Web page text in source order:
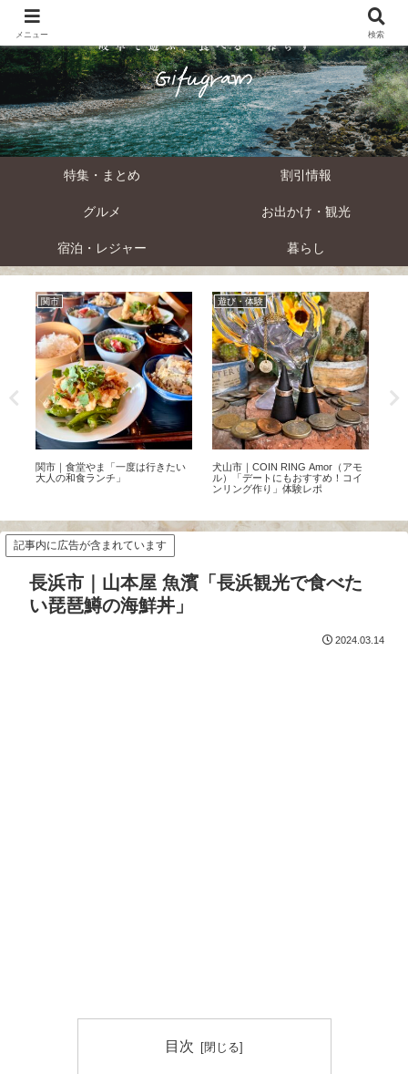
特集・まとめ 割引情報
グルメ お出かけ・観光
宿泊・レジャー 暮らし
関市
関市｜食堂やま「一度は行きたい
大人の和食ランチ」
遊び・体験
犬山市｜COIN RING Amor（アモ
ル）「デートにもおすすめ！コイ
ンリング作り」体験レポ
記事内に広告が含まれています
長浜市｜山本屋 魚濱「長浜観光で食べた
い琵琶鱒の海鮮丼」
2024.03.14
目次
メニュー 検索